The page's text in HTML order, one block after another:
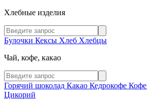
Хлебные изделия
Булочки Кексы Хлеб Хлебцы
Чай, кофе, какао
Горячий шоколад Какао Кедрокофе Кофе
Цикорий